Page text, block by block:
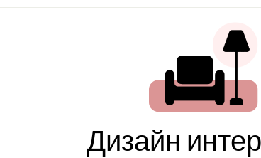
Дизайн